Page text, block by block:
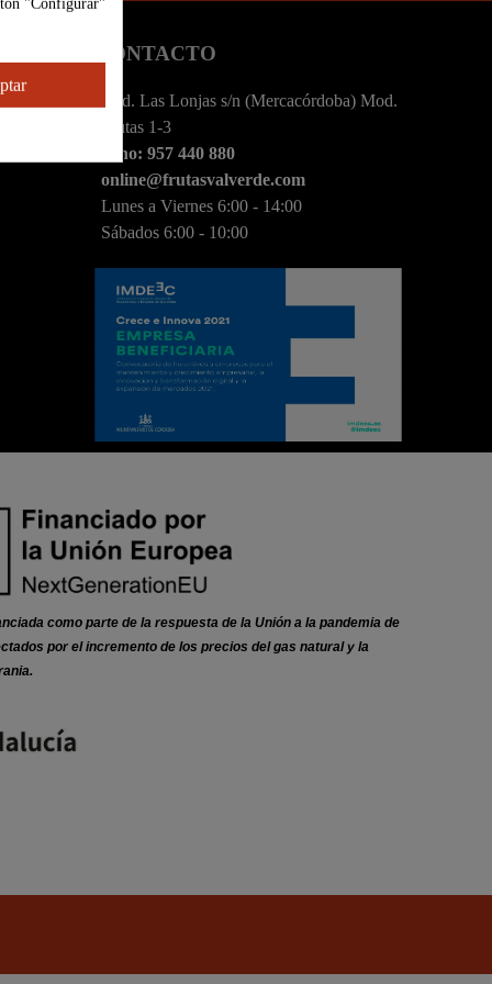
CONTACTO
Avd. Las Lonjas s/n (Mercacórdoba) Mod.
Frutas 1-3
Tfno: 957 440 880
online@frutasvalverde.com
Lunes a Viernes 6:00 - 14:00
Sábados 6:00 - 10:00
como parte de la respuesta de la Unión a la pandemia de
por el incremento de los precios del gas natural y la